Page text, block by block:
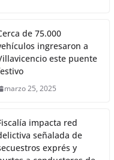
de 75.000
ingresaron a
este puente
marzo 25, 2025
impacta red
señalada de
exprés y